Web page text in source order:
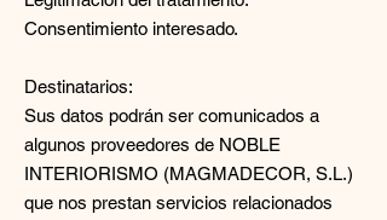
Consentimiento interesado.
Destinatarios:
Sus datos podrán ser comunicados a
algunos proveedores de NOBLE
INTERIORISMO (MAGMADECOR, S.L.)
que nos prestan servicios relacionados